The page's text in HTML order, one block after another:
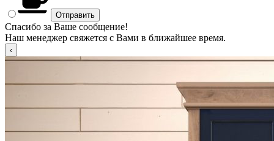
Спасибо за Ваше сообщение!
Наш менеджер свяжется с Вами в ближайшее время.